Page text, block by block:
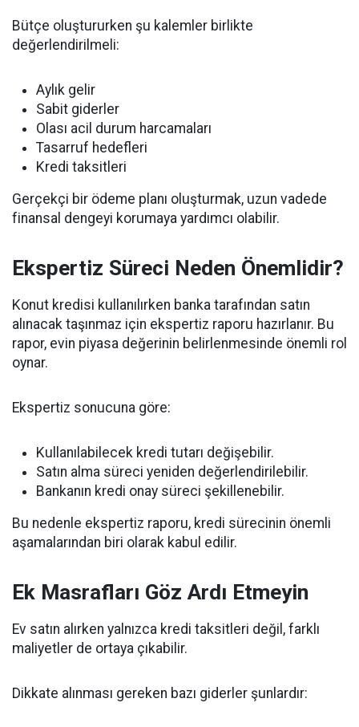
Bütçe oluştururken şu kalemler birlikte
değerlendirilmeli:
Aylık gelir
Sabit giderler
Olası acil durum harcamaları
Tasarruf hedefleri
Kredi taksitleri
Gerçekçi bir ödeme planı oluşturmak, uzun vadede
finansal dengeyi korumaya yardımcı olabilir.
Ekspertiz Süreci Neden Önemlidir?
Konut kredisi kullanılırken banka tarafından satın
alınacak taşınmaz için ekspertiz raporu hazırlanır. Bu
rapor, evin piyasa değerinin belirlenmesinde önemli rol
oynar.
Ekspertiz sonucuna göre:
Kullanılabilecek kredi tutarı değişebilir.
Satın alma süreci yeniden değerlendirilebilir.
Bankanın kredi onay süreci şekillenebilir.
Bu nedenle ekspertiz raporu, kredi sürecinin önemli
aşamalarından biri olarak kabul edilir.
Ek Masrafları Göz Ardı Etmeyin
Ev satın alırken yalnızca kredi taksitleri değil, farklı
maliyetler de ortaya çıkabilir.
Dikkate alınması gereken bazı giderler şunlardır: